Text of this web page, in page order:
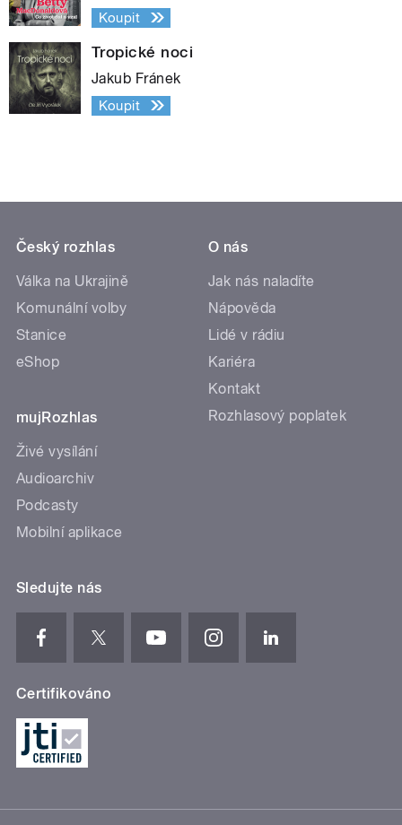
Koupit
Tropické noci
Jakub Fránek
Koupit
Český rozhlas
Válka na Ukrajině
Komunální volby
Stanice
eShop
mujRozhlas
Živé vysílání
Audioarchiv
Podcasty
Mobilní aplikace
O nás
Jak nás naladíte
Nápověda
Lidé v rádiu
Kariéra
Kontakt
Rozhlasový poplatek
Sledujte nás
Certifikováno